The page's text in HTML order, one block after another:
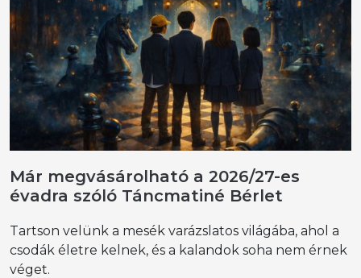
Már megvásárolható a 2026/27-es
évadra szóló Táncmatiné Bérlet
Tartson velünk a mesék varázslatos világába, ahol a
csodák életre kelnek, és a kalandok soha nem érnek
véget.